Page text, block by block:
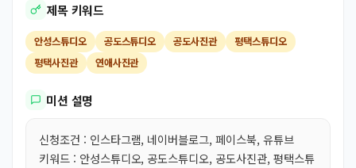
제목 키워드
안성스튜디오 공도스튜디오 공도사진관
평택스튜디오
평택사진관
연애사진관
미션 설명
신청조건 : 인스타그램, 네이버블로그, 페이스북, 유튜브
키워드 : 안성스튜디오, 공도스튜디오, 공도사진관, 평택스튜